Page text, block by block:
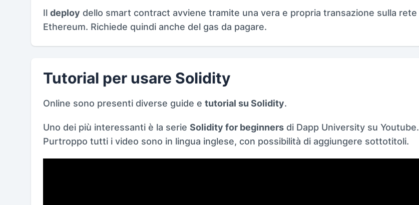
Il deploy dello smart contract avviene tramite una vera e propria transazione sulla rete
Ethereum. Richiede quindi anche del gas da pagare.
Tutorial per usare Solidity
Online sono presenti diverse guide e tutorial su Solidity.
Uno dei più interessanti è la serie Solidity for beginners di Dapp University su Youtube.
Purtroppo tutti i video sono in lingua inglese, con possibilità di aggiungere sottotitoli.